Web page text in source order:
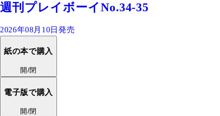
週刊プレイボーイNo.34-35
2026年08月10日発売
紙の本で購入
開/閉
電子版で購入
開/閉